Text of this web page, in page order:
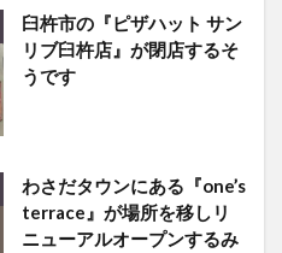
臼杵市の『ピザハット サン
リブ臼杵店』が閉店するそ
うです
わさだタウンにある『one’s
terrace』が場所を移しリ
ニューアルオープンするみ